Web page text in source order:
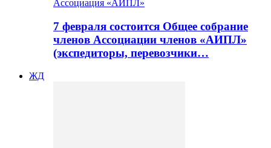
Ассоциация «АИПЛ»
7 февраля состоится Общее собрание
членов Ассоциации членов «АИПЛ»
(экспедиторы, перевозчики…
ЖД